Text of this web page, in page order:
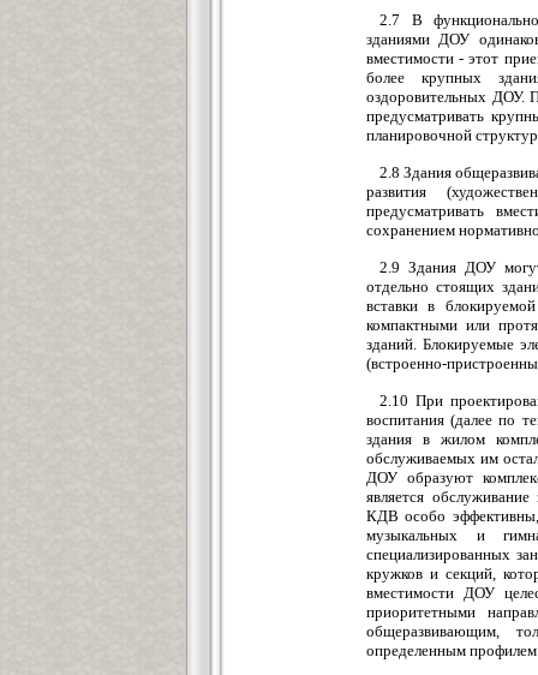
2.7 В
зданиями ДОУ
вместимости - этот
более крупных
оздоровительных ДОУ.
предусматривать
планировочной
2.8 Здания
развития
предусматривать
сохранением
2.9 Здания ДОУ
отдельно стоящих
вставки в
компактными или
зданий. Блокируемые
(встроенно-
2.10 При
воспитания (далее по
здания в жилом
обслуживаемых им
ДОУ образуют
является
КДВ особо
музыкальных и
специализированных
кружков и секций,
вместимости ДОУ
приоритетными
общеразвивающим,
определенным